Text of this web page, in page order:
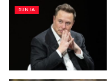
DUNIA